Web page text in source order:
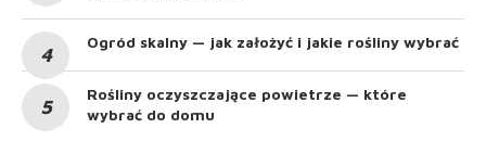
Ogród skalny — jak założyć i jakie rośliny wybrać
Rośliny oczyszczające powietrze — które
wybrać do domu